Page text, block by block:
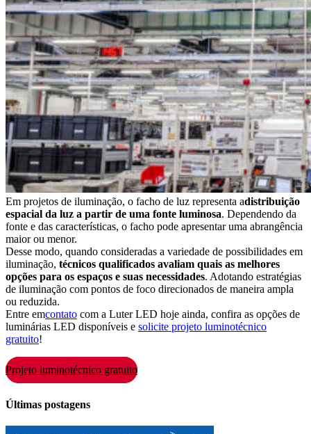
Em projetos de iluminação, o facho de luz representa adistribuição
espacial da luz a partir de uma fonte luminosa. Dependendo da
fonte e das características, o facho pode apresentar uma abrangência
maior ou menor.
Desse modo, quando consideradas a variedade de possibilidades em
iluminação, técnicos qualificados avaliam quais as melhores
opções para os espaços e suas necessidades. Adotando estratégias
de iluminação com pontos de foco direcionados de maneira ampla
ou reduzida.
Entre emcontato com a Luter LED hoje ainda, confira as opções de
luminárias LED disponíveis e solicite projeto luminotécnico
gratuito!
Projeto luminotécnico gratuito
Últimas postagens